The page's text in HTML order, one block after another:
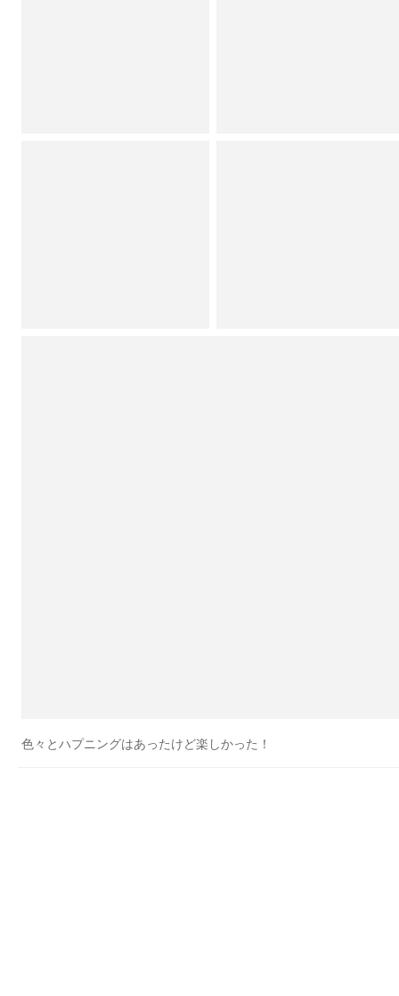
色々とハプニングはあったけど楽しかった！